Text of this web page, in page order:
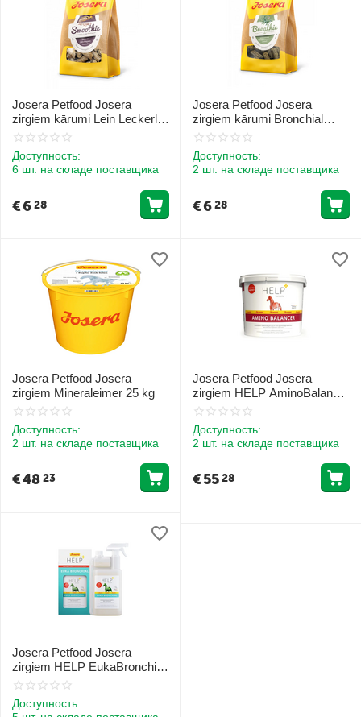
Josera Petfood Josera
zirgiem kārumi Lein Leckerli
Smoothie 900 g
Доступность:
6 шт. на складе поставщика
€628
Josera Petfood Josera
zirgiem kārumi Bronchial
Leckerli Breathie 900 g
Доступность:
2 шт. на складе поставщика
€628
Josera Petfood Josera
zirgiem Mineraleimer 25 kg
Доступность:
2 шт. на складе поставщика
€4823
Josera Petfood Josera
zirgiem HELP AminoBalancer
4 kg
Доступность:
2 шт. на складе поставщика
€5528
Josera Petfood Josera
zirgiem HELP EukaBronchial
1 L
Доступность: